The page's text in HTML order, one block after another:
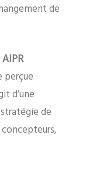
de
d’une
de